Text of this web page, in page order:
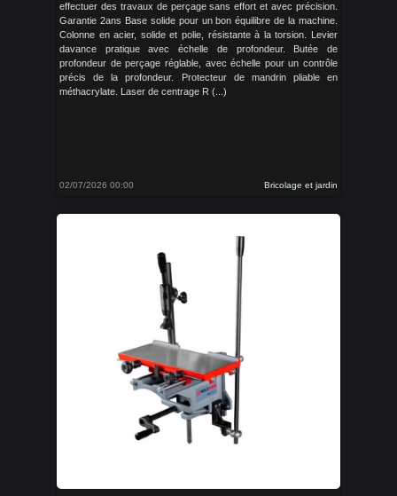
effectuer des travaux de perçage sans effort et avec précision.
Garantie 2ans Base solide pour un bon équilibre de la machine.
Colonne en acier, solide et polie, résistante à la torsion. Levier
davance pratique avec échelle de profondeur. Butée de
profondeur de perçage réglable, avec échelle pour un contrôle
précis de la profondeur. Protecteur de mandrin pliable en
méthacrylate. Laser de centrage R (...)
02/07/2026 00:00 Bricolage et jardin